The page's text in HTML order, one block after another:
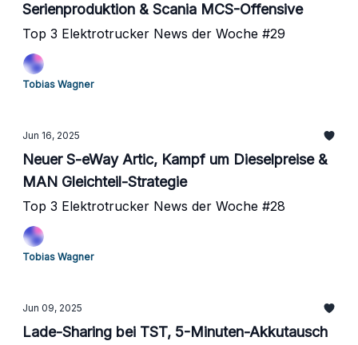
Serienproduktion & Scania MCS-Offensive
Top 3 Elektrotrucker News der Woche #29
Tobias Wagner
Jun 16, 2025
Neuer S-eWay Artic, Kampf um Dieselpreise &
MAN Gleichteil-Strategie
Top 3 Elektrotrucker News der Woche #28
Tobias Wagner
Jun 09, 2025
Lade-Sharing bei TST, 5-Minuten-Akkutausch